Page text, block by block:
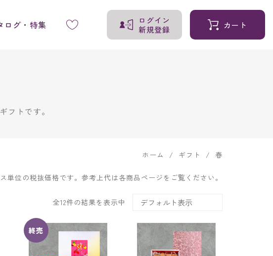
ログ・特集
ログイン
新規登録
カート
フトです。
ホーム ギフト 春
単位の税抜価格です。参考上代は各商品ページをご覧ください。
全12件の結果を表示中
終売